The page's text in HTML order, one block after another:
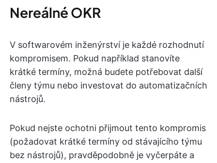
Nereálné OKR
V softwarovém inženýrství je každé rozhodnutí
kompromisem. Pokud například stanovíte
krátké termíny, možná budete potřebovat další
členy týmu nebo investovat do automatizačních
nástrojů.
Pokud nejste ochotni přijmout tento kompromis
(požadovat krátké termíny od stávajícího týmu
bez nástrojů), pravděpodobně je vyčerpáte a